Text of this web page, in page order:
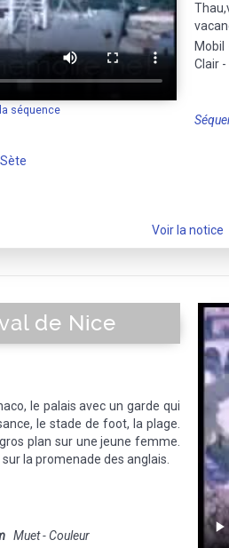
séquence
Clair
Sète
Voir la notice
de Nice
le palais avec un garde qui
le stade de foot, la plage.
plan sur une jeune femme.
la promenade des anglais.
Muet - Couleur